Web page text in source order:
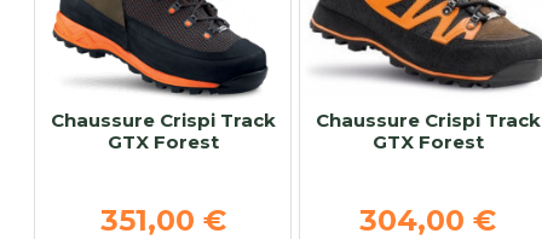
Chaussure Crispi Track
GTX Forest
351,00 €
Chaussure Crispi Track
GTX Forest
304,00 €